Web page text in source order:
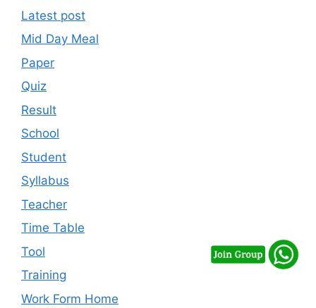
Latest post
Mid Day Meal
Paper
Quiz
Result
School
Student
Syllabus
Teacher
Time Table
Tool
Training
Work Form Home